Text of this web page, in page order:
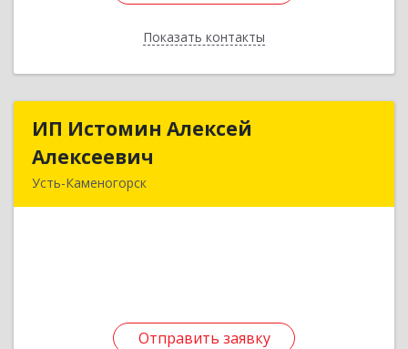
Показать контакты
Назад
ИП Истомин Алексей
Алексеевич
Усть-Каменогорск
Отправить заявку
ИП Истомин Алексей
Отправить заявку